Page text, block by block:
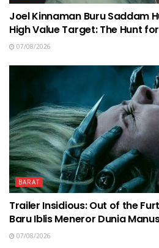
Joel Kinnaman Buru Saddam
High Value Target: The Hunt
07/08/2026
BARAT
Trailer Insidious: Out of the
Baru Iblis Meneror Dunia
07/08/2026